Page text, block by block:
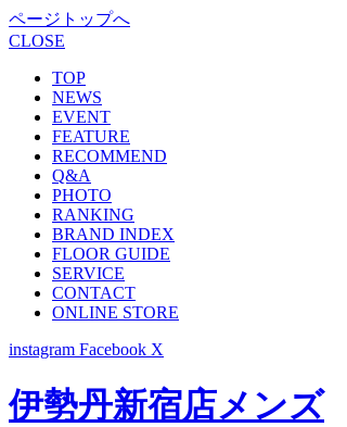
ページトップへ
CLOSE
TOP
NEWS
EVENT
FEATURE
RECOMMEND
Q&A
PHOTO
RANKING
BRAND INDEX
FLOOR GUIDE
SERVICE
CONTACT
ONLINE STORE
instagram Facebook X
伊勢丹新宿店メンズ